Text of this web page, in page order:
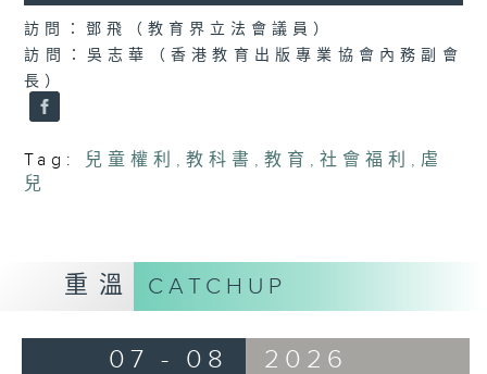
訪問：鄧飛（教育界立法會議員）
訪問：吳志華（香港教育出版專業協會內務副會
長）
Tag: 兒童權利 ,教科書 ,教育 ,社會福利 , 虐
兒
重溫 CATCHUP
07 - 08 2026